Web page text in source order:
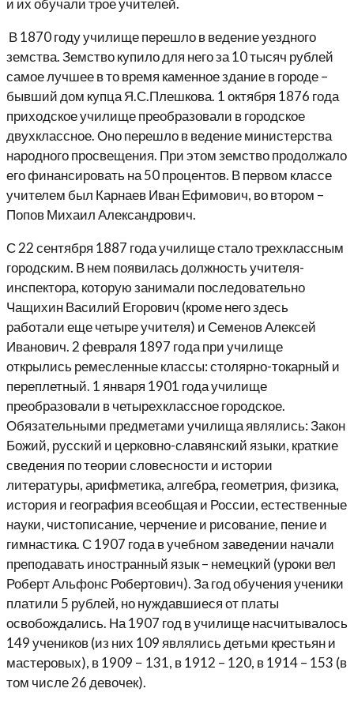
и их обучали трое учителей.
В 1870 году училище перешло в ведение уездного
земства. Земство купило для него за 10 тысяч рублей
самое лучшее в то время каменное здание в городе –
бывший дом купца Я.С.Плешкова. 1 октября 1876 года
приходское училище преобразовали в городское
двухклассное. Оно перешло в ведение министерства
народного просвещения. При этом земство продолжало
его финансировать на 50 процентов. В первом классе
учителем был Карнаев Иван Ефимович, во втором –
Попов Михаил Александрович.
С 22 сентября 1887 года училище стало трехклассным
городским. В нем появилась должность учителя-
инспектора, которую занимали последовательно
Чащихин Василий Егорович (кроме него здесь
работали еще четыре учителя) и Семенов Алексей
Иванович. 2 февраля 1897 года при училище
открылись ремесленные классы: столярно-токарный и
переплетный. 1 января 1901 года училище
преобразовали в четырехклассное городское.
Обязательными предметами училища являлись: Закон
Божий, русский и церковно-славянский языки, краткие
сведения по теории словесности и истории
литературы, арифметика, алгебра, геометрия, физика,
история и география всеобщая и России, естественные
науки, чистописание, черчение и рисование, пение и
гимнастика. С 1907 года в учебном заведении начали
преподавать иностранный язык – немецкий (уроки вел
Роберт Альфонс Робертович). За год обучения ученики
платили 5 рублей, но нуждавшиеся от платы
освобождались. На 1907 год в училище насчитывалось
149 учеников (из них 109 являлись детьми крестьян и
мастеровых), в 1909 − 131, в 1912 – 120, в 1914 – 153 (в
том числе 26 девочек).